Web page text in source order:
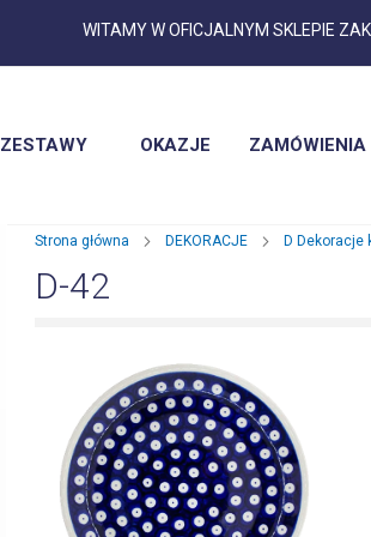
Przejdź
WITAMY W OFICJALNYM SKLEPIE
ZESTAWY OKAZJE ZAMÓWIENIA
Strona główna DEKORACJE D Dekoracje
D-42